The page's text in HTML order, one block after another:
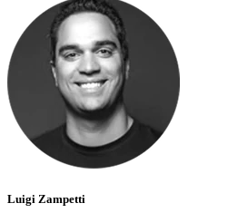
Luigi Zampetti